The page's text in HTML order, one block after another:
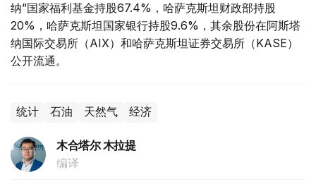
纳”国家福利基金持股67.4%，哈萨克斯坦财政部持股
20%，哈萨克斯坦国家银行持股9.6%，其余股份在阿斯塔
纳国际交易所（AIX）和哈萨克斯坦证券交易所（KASE）
公开流通。
统计 石油 天然气 经济
木合塔尔 木拉提
编译